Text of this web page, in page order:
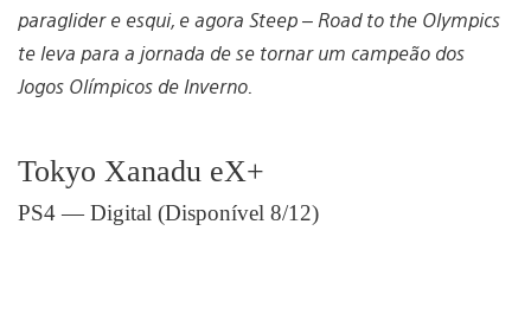
paraglider e esqui, e agora Steep – Road to the Olympics
te leva para a jornada de se tornar um campeão dos
Jogos Olímpicos de Inverno.
Tokyo Xanadu eX+
PS4 — Digital (Disponível 8/12)